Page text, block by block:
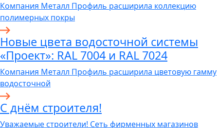
Компания Металл Профиль расширила коллекцию
полимерных покры
Новые цвета водосточной системы
«Проект»: RAL 7004 и RAL 7024
Компания Металл Профиль расширила цветовую гамму
водосточной
C днём строителя!
Уважаемые строители! Сеть фирменных магазинов